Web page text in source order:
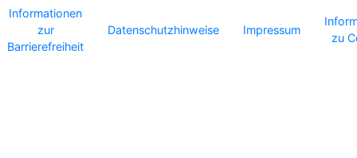
Informationen
zur
Barrierefreiheit
Datenschutzhinweise Impressum
zu